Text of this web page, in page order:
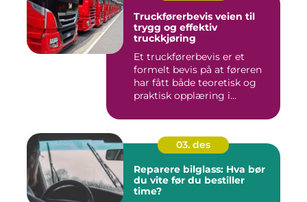
Truckførerbevis veien til
trygg og effektiv
truckkjøring
Et truckførerbevis er et
formelt bevis på at føreren
har fått både teoretisk og
praktisk opplæring i...
03. des
Reparere bilglass: Hva bør
du vite før du bestiller
time?